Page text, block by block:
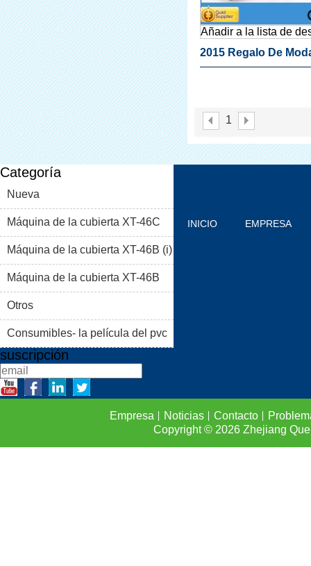
Añadir a la lista de
2015 Regalo De
1
Categoría
Nueva
Máquina de la cubierta XT-46C
Máquina de la cubierta XT-46B (i)
Máquina de la cubierta XT-46B
(II)
Otros
Consumibles- la película del pvc
suscripción
INICIO EMPRESA
Empresa Noticias Contacto
Copyright © 2026Zhejiang